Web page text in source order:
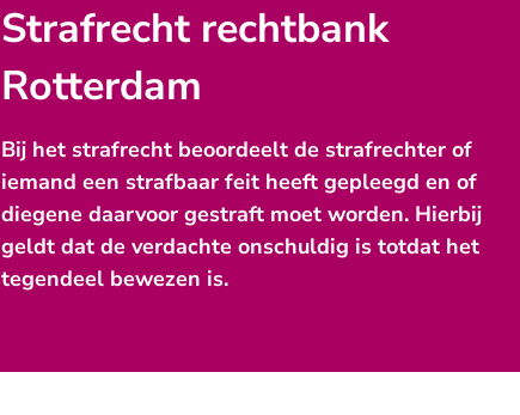
Strafrecht rechtbank
Rotterdam
Bij het strafrecht beoordeelt de strafrechter of
iemand een strafbaar feit heeft gepleegd en of
diegene daarvoor gestraft moet worden. Hierbij
geldt dat de verdachte onschuldig is totdat het
tegendeel bewezen is.